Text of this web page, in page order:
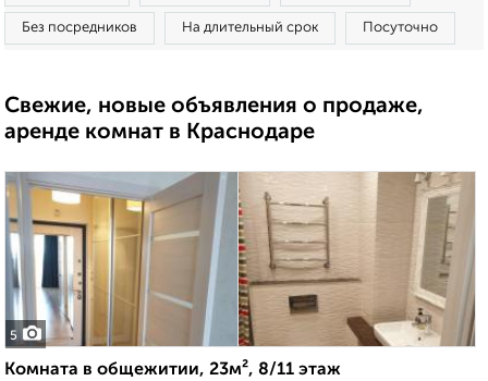
Без посредников На длительный срок Посуточно
Свежие, новые объявления о продаже,
аренде комнат в Краснодаре
5
Комната в общежитии, 23м², 8/11 этаж